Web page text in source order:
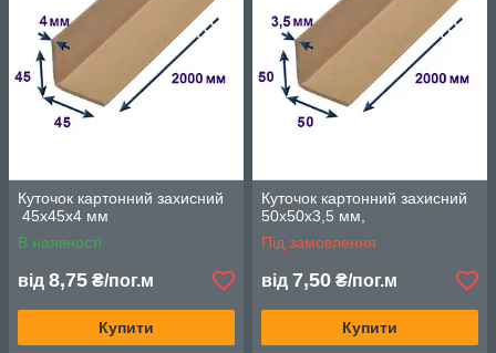
Куточок картонний захисний
45х45х4 мм
В наявності
від 8,75 ₴/пог.м
Купити
Куточок картонний захисний
50х50х3,5 мм,
Під замовлення
від 7,50 ₴/пог.м
Купити